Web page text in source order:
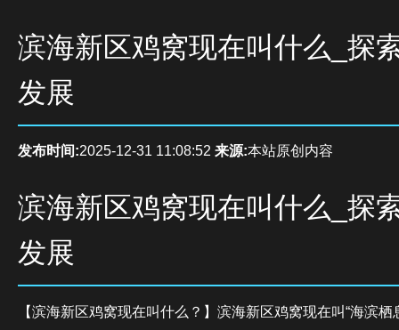
滨海新区鸡窝现在叫什么_探
发展
发布时间:2025-12-31 11:08:52 来源:本站原创内容
滨海新区鸡窝现在叫什么_探
发展
【滨海新区鸡窝现在叫什么？】滨海新区鸡窝现在叫“海滨栖